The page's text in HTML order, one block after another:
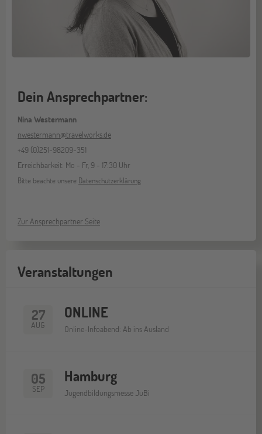
Dein Ansprechpartner:
Nina Westermann
nwestermann@travelworks.de
+49 (0)251-98209-351
Erreichbarkeit: Mo - Fr, 9 - 17:30 Uhr
Bitte beachte unsere Datenschutzerklärung
Zur Ansprechpartner Seite
Veranstaltungen
27
AUG
ONLINE
Online-Infoabend: Ab ins Ausland
05
SEP
Hamburg
Jugendbildungsmesse JuBi